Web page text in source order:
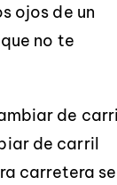
ojos de un
no te
de
de carril
carretera se